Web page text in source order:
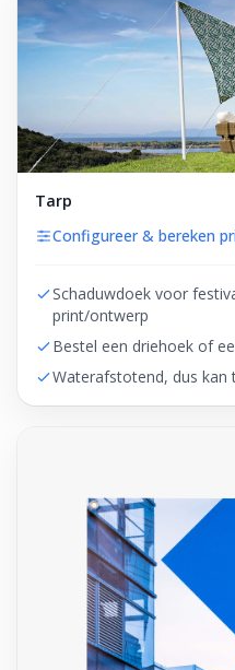
Tarp
Configureer & bereken
Schaduwdoek voor
print/ontwerp
Bestel een driehoek of
Waterafstotend, dus kan